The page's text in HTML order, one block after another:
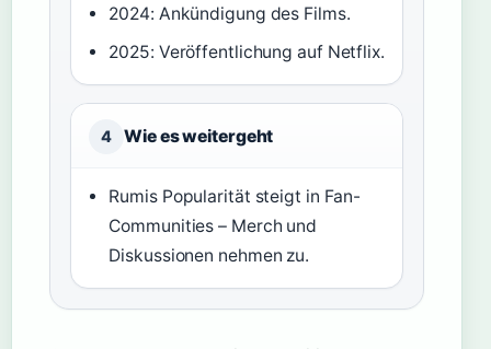
2024: Ankündigung des Films.
2025: Veröffentlichung auf Netflix.
4 Wie es weitergeht
Rumis Popularität steigt in Fan-
Communities – Merch und
Diskussionen nehmen zu.